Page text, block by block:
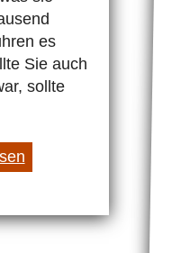
es
Sie auch
sollte